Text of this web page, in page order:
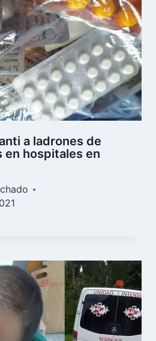
a ladrones de
en hospitales en